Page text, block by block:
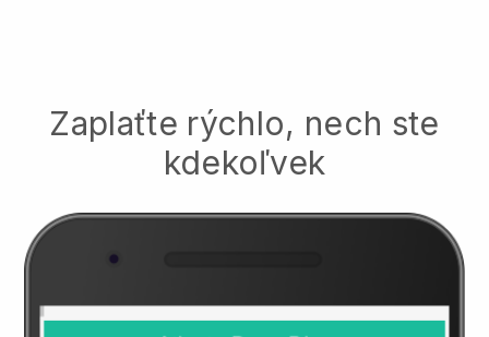
Zaplaťte rýchlo, nech ste
kdekoľvek